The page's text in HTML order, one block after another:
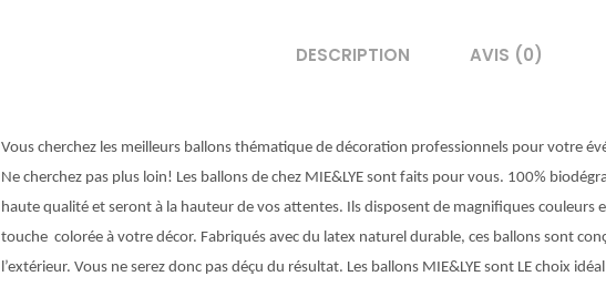
DESCRIPTION AVIS (0)
Vous cherchez les meilleurs ballons thématique de décoration professionnels pour votre
Ne cherchez pas plus loin! Les ballons de chez MIE&LYE sont faits pour vous. 100%
haute qualité et seront à la hauteur de vos attentes. Ils disposent de magnifiques
touche colorée à votre décor. Fabriqués avec du latex naturel durable, ces ballons sont
l’extérieur. Vous ne serez donc pas déçu du résultat. Les ballons MIE&LYE sont LE choix